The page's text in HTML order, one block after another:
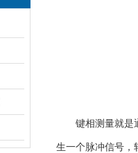
键相测量就是通
生一个脉冲信号，